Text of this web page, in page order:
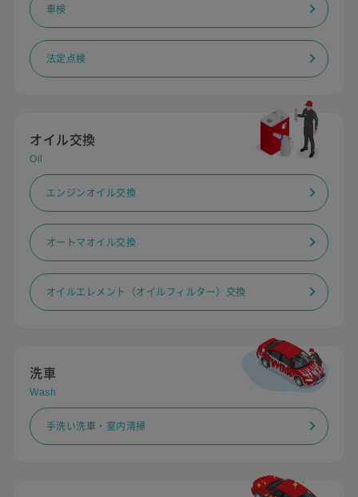
車検
法定点検
オイル交換
Oil
エンジンオイル交換
オートマオイル交換
オイルエレメント（オイルフィルター）交換
洗車
Wash
手洗い洗車・室内清掃